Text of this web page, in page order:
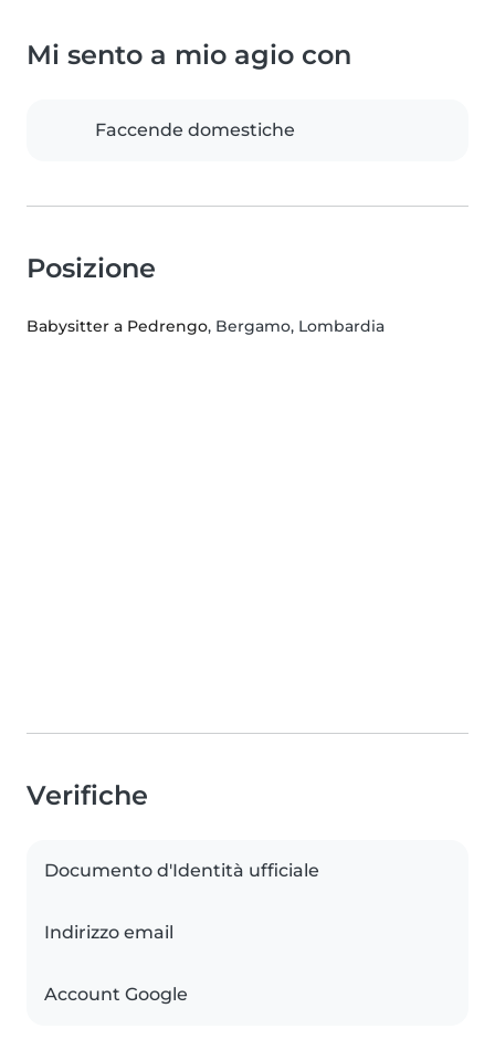
Mi sento a mio agio con
Faccende domestiche
Posizione
Babysitter a Pedrengo, Bergamo, Lombardia
Verifiche
Documento d'Identità ufficiale
Indirizzo email
Account Google